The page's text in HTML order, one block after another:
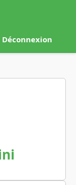
Déconnexion